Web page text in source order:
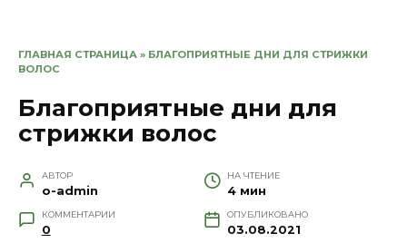
ГЛАВНАЯ СТРАНИЦА » БЛАГОПРИЯТНЫЕ ДНИ ДЛЯ СТРИЖКИ
ВОЛОС
Благоприятные дни для
стрижки волос
АВТОР
o-admin
НА ЧТЕНИЕ
4 мин
КОММЕНТАРИИ
0
ОПУБЛИКОВАНО
03.08.2021